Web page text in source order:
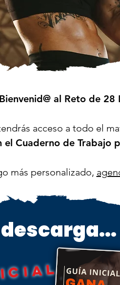
Bienvenid@ al Reto de
acceso a todo el
el Cuaderno de Trabajo
más personalizado,
descarga...
i